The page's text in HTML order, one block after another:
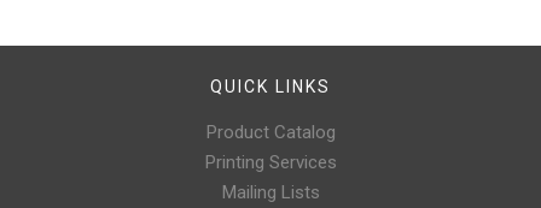
QUICK LINKS
Product Catalog
Printing Services
Mailing Lists